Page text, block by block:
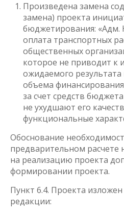
Произведена замена
замена) проекта
бюджетирования: «Адм.
оплата транспортных
общественных
которое не приводит к
ожидаемого
объема
за счет средств
не ухудшают его
функциональные
Обоснование
предварительном расчете
на реализацию проекта
формировании проекта.
Пункт 6.4. Проекта
редакции: